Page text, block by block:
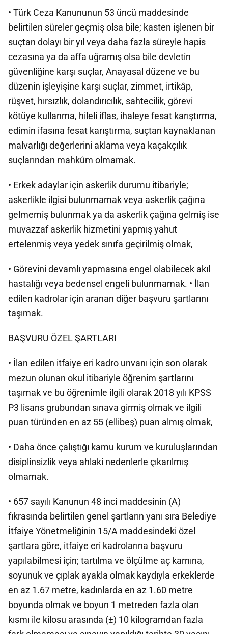
• Türk Ceza Kanununun 53 üncü maddesinde
belirtilen süreler geçmiş olsa bile; kasten işlenen bir
suçtan dolayı bir yıl veya daha fazla süreyle hapis
cezasına ya da affa uğramış olsa bile devletin
güvenliğine karşı suçlar, Anayasal düzene ve bu
düzenin işleyişine karşı suçlar, zimmet, irtikâp,
rüşvet, hırsızlık, dolandırıcılık, sahtecilik, görevi
kötüye kullanma, hileli iflas, ihaleye fesat karıştırma,
edimin ifasına fesat karıştırma, suçtan kaynaklanan
malvarlığı değerlerini aklama veya kaçakçılık
suçlarından mahkûm olmamak.
• Erkek adaylar için askerlik durumu itibariyle;
askerlikle ilgisi bulunmamak veya askerlik çağına
gelmemiş bulunmak ya da askerlik çağına gelmiş ise
muvazzaf askerlik hizmetini yapmış yahut
ertelenmiş veya yedek sınıfa geçirilmiş olmak,
• Görevini devamlı yapmasına engel olabilecek akıl
hastalığı veya bedensel engeli bulunmamak. • İlan
edilen kadrolar için aranan diğer başvuru şartlarını
taşımak.
BAŞVURU ÖZEL ŞARTLARI
• İlan edilen itfaiye eri kadro unvanı için son olarak
mezun olunan okul itibariyle öğrenim şartlarını
taşımak ve bu öğrenimle ilgili olarak 2018 yılı KPSS
P3 lisans grubundan sınava girmiş olmak ve ilgili
puan türünden en az 55 (ellibeş) puan almış olmak,
• Daha önce çalıştığı kamu kurum ve kuruluşlarından
disiplinsizlik veya ahlaki nedenlerle çıkarılmış
olmamak.
• 657 sayılı Kanunun 48 inci maddesinin (A)
fıkrasında belirtilen genel şartların yanı sıra Belediye
İtfaiye Yönetmeliğinin 15/A maddesindeki özel
şartlara göre, itfaiye eri kadrolarına başvuru
yapılabilmesi için; tartılma ve ölçülme aç karnına,
soyunuk ve çıplak ayakla olmak kaydıyla erkeklerde
en az 1.67 metre, kadınlarda en az 1.60 metre
boyunda olmak ve boyun 1 metreden fazla olan
kısmı ile kilosu arasında (±) 10 kilogramdan fazla